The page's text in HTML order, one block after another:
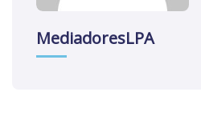
MediadoresLPA